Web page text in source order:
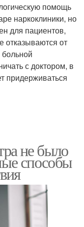
помощь
наркоклиники, но
для пациентов,
отказываются от
с доктором, в
придерживаться
не было
способы